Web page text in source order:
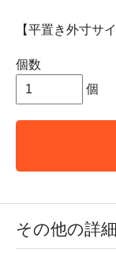
【平置き外寸サ
個数
個
その他の詳